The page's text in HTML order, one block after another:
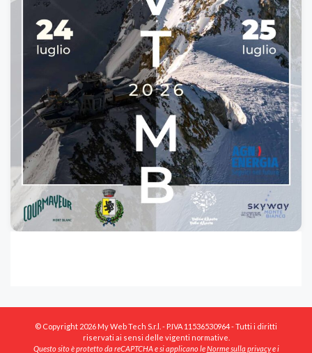
© Copyright 2026 My Web Tech S.r.l. - P.IVA 11536530964 - Tutti i diritti
riservati ai sensi delle vigenti normative.
Questo sito è protetto da reCAPTCHA e si applicano leNorme sulla privacye i